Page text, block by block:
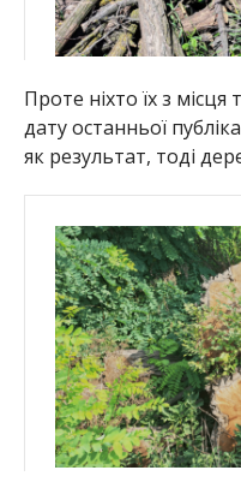
Проте ніхто їх з
дату останньої
як результат, тоді